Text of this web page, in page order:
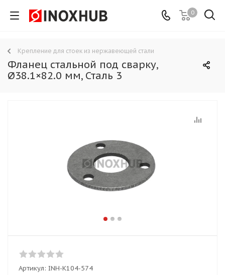
0
Крепление для стоек из нержавеющей стали
Фланец стальной под сварку,
Ø38.1×82.0 мм, Сталь 3
Артикул: INH-K104-574